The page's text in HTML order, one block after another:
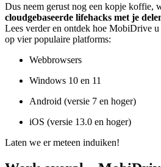
Dus neem gerust nog een kopje koffie,
cloudgebaseerde lifehacks met je
Lees verder en ontdek hoe MobiDrive
op vier populaire platforms:
Webbrowsers
Windows 10 en 11
Android (versie 7 en hoger)
iOS (versie 13.0 en hoger)
Laten we er meteen induiken!